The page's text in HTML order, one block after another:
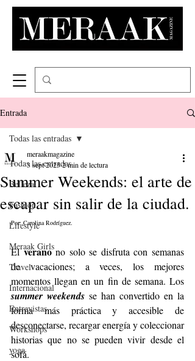
Entrada
Todas las entradas
Belleza
Fashion
Lifestyle
Meraak Girls
Travel
Internacional
Entrevistas
Workshops
yoga
Todas las entradas
Summer Weekends: el arte de
escapar sin salir de la ciudad.
meraakmagazine
3 sept 20252 min de lectura
Por: Carolina Rodríguez.
El verano no solo se disfruta con semanas
de vacaciones; a veces, los mejores
summer weekends se han convertido en la
forma más práctica y accesible de
desconectarse, recargar energía y coleccionar
historias que no se pueden vivir desde el
sofá.